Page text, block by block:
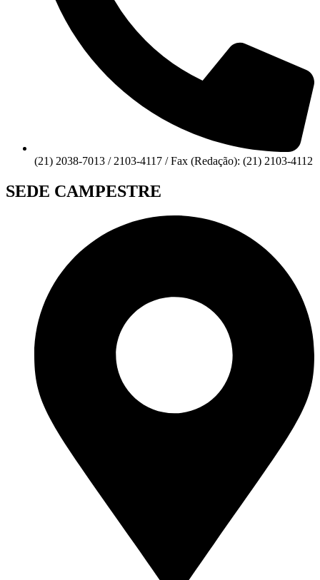
(21) 2038-7013 / 2103-4117 / Fax (Redação): (21) 2103-4112
SEDE CAMPESTRE